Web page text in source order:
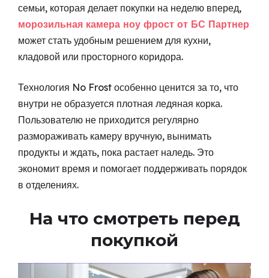
семьи, которая делает покупки на неделю вперед,
морозильная камера ноу фрост от БС Партнер
может стать удобным решением для кухни,
кладовой или просторного коридора.
Технология No Frost особенно ценится за то, что
внутри не образуется плотная ледяная корка.
Пользователю не приходится регулярно
размораживать камеру вручную, вынимать
продукты и ждать, пока растает наледь. Это
экономит время и помогает поддерживать порядок
в отделениях.
На что смотреть перед
покупкой